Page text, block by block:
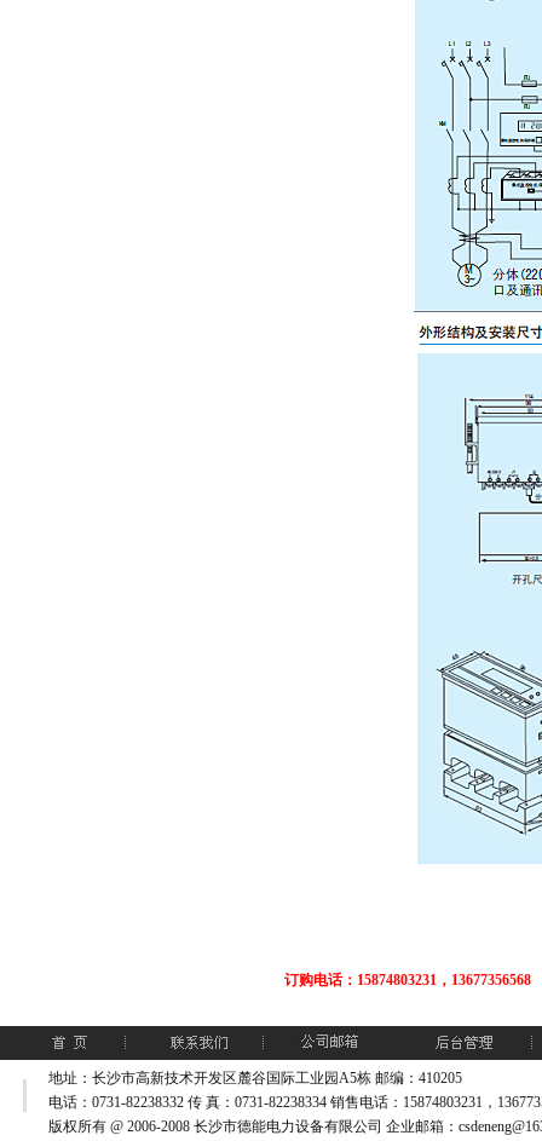
订购电话：15874803231，13677356568
地址：长沙市高新技术开发区麓谷国际工业园A5栋 邮编：410205
电话：0731-82238332 传 真：0731-82238334 销售电话：15874803231，
版权所有 @ 2006-2008 长沙市德能电力设备有限公司 企业邮箱：